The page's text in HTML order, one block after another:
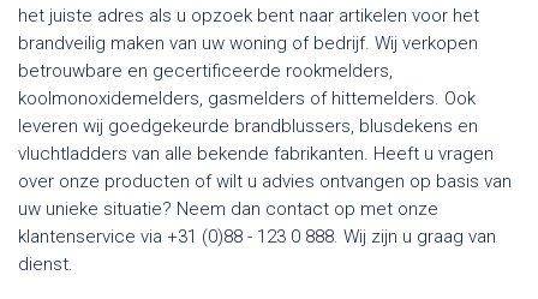
het juiste adres als u opzoek bent naar artikelen voor het
brandveilig maken van uw woning of bedrijf. Wij verkopen
betrouwbare en gecertificeerde rookmelders,
koolmonoxidemelders, gasmelders of hittemelders. Ook
leveren wij goedgekeurde brandblussers, blusdekens en
vluchtladders van alle bekende fabrikanten. Heeft u vragen
over onze producten of wilt u advies ontvangen op basis van
uw unieke situatie? Neem dan contact op met onze
klantenservice via +31 (0)88 - 123 0 888. Wij zijn u graag van
dienst.